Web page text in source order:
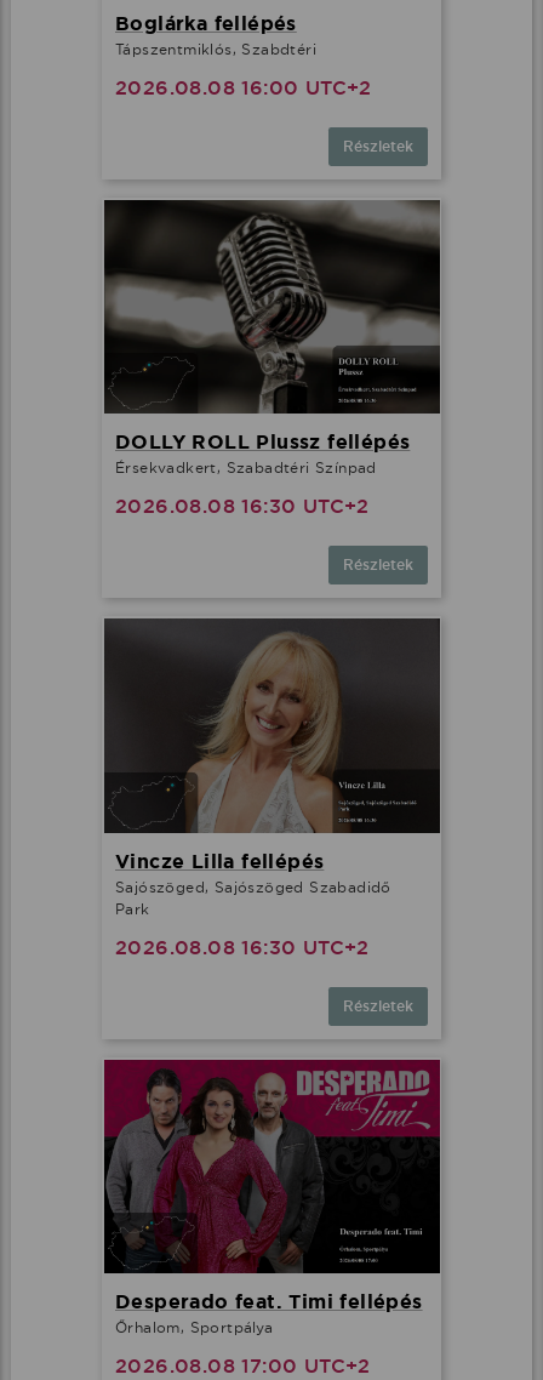
Boglárka fellépés
Tápszentmiklós, Szabdtéri
2026.08.08 16:00 UTC+2
Részletek
DOLLY ROLL Plussz fellépés
Érsekvadkert, Szabadtéri Színpad
2026.08.08 16:30 UTC+2
Részletek
Vincze Lilla fellépés
Sajószöged, Sajószöged Szabadidő
Park
2026.08.08 16:30 UTC+2
Részletek
Desperado feat. Timi fellépés
Őrhalom, Sportpálya
2026.08.08 17:00 UTC+2